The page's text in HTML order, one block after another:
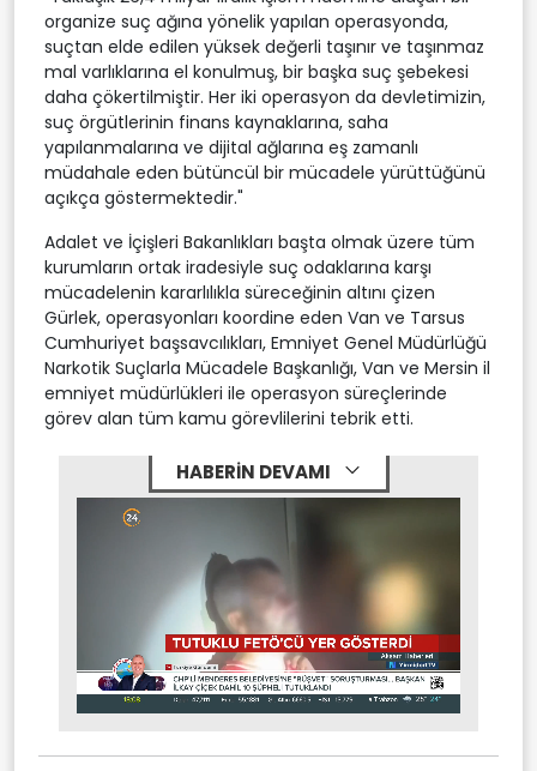
organize suç ağına yönelik yapılan operasyonda,
suçtan elde edilen yüksek değerli taşınır ve taşınmaz
mal varlıklarına el konulmuş, bir başka suç şebekesi
daha çökertilmiştir. Her iki operasyon da devletimizin,
suç örgütlerinin finans kaynaklarına, saha
yapılanmalarına ve dijital ağlarına eş zamanlı
müdahale eden bütüncül bir mücadele yürüttüğünü
açıkça göstermektedir."
Adalet ve İçişleri Bakanlıkları başta olmak üzere tüm
kurumların ortak iradesiyle suç odaklarına karşı
mücadelenin kararlılıkla süreceğinin altını çizen
Gürlek, operasyonları koordine eden Van ve Tarsus
Cumhuriyet başsavcılıkları, Emniyet Genel Müdürlüğü
Narkotik Suçlarla Mücadele Başkanlığı, Van ve Mersin il
emniyet müdürlükleri ile operasyon süreçlerinde
görev alan tüm kamu görevlilerini tebrik etti.
HABERİN DEVAMI
Mute Stream